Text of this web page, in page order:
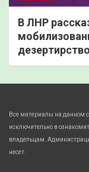
В ЛНР
дезертирство
Все материалы на данном
исключительно в
владельцам.
несет.